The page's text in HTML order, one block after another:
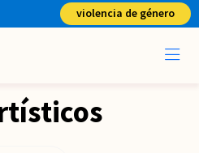
violencia de género